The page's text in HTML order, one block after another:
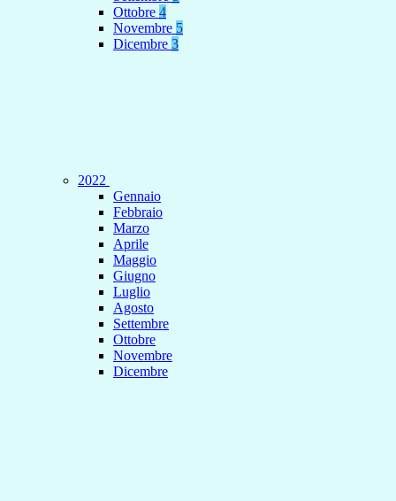
Ottobre 4
Novembre 5
Dicembre 3
2022
Gennaio
Febbraio
Marzo
Aprile
Maggio
Giugno
Luglio
Agosto
Settembre
Ottobre
Novembre
Dicembre